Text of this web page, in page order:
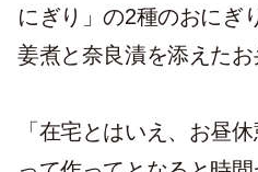
にぎり」の2種のおにぎ
姜煮と奈良漬を添えたお
「在宅とはいえ、お昼